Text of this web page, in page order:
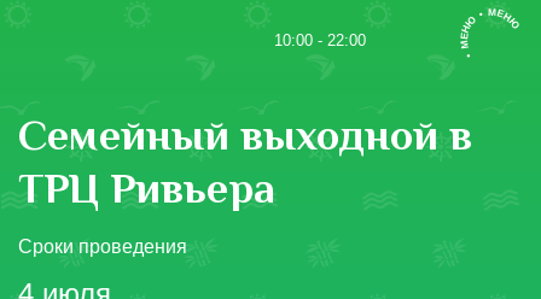
10:00 - 22:00 • МЕНЮ • МЕНЮ
Семейный выходной в
ТРЦ Ривьера
Сроки проведения